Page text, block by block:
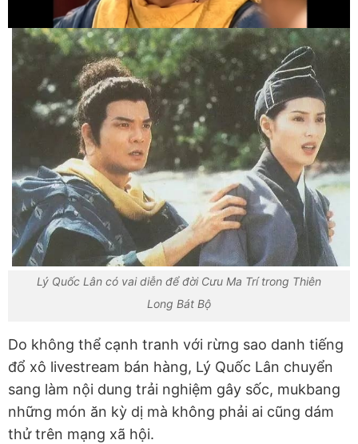
Lý Quốc Lân có vai diễn để đời Cưu Ma Trí trong Thiên
Long Bát Bộ
Do không thể cạnh tranh với rừng sao danh tiếng
đổ xô livestream bán hàng, Lý Quốc Lân chuyển
sang làm nội dung trải nghiệm gây sốc, mukbang
những món ăn kỳ dị mà không phải ai cũng dám
thử trên mạng xã hội.